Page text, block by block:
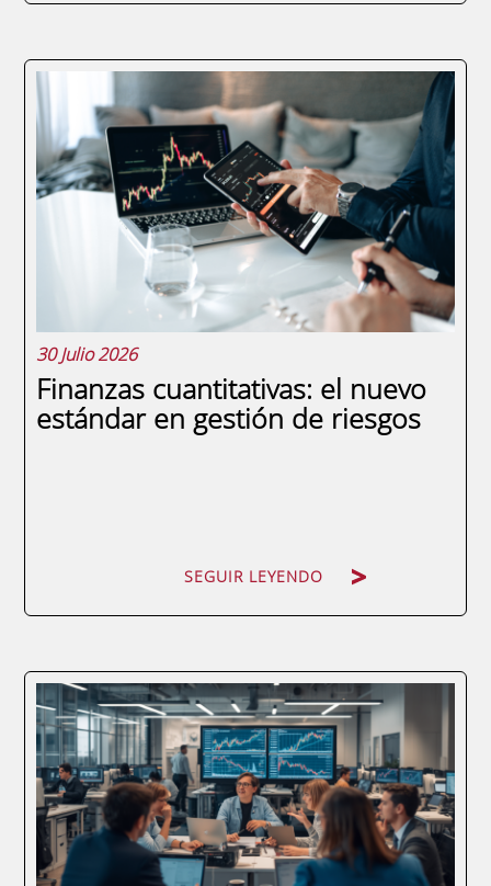
Los modelos de riesgo que funcionaban
hace diez años ya no son suficientes. El
volumen de datos que maneja hoy
cualquier organización, la velocidad con la
que emergen nuevas amenazas y la
complejidad regulatoria han superado la
capacidad de los...
30 Julio 2026
Finanzas cuantitativas: el nuevo
estándar en gestión de riesgos
SEGUIR LEYENDO
Modelizar el riesgo dejó de ser una opción
para convertirse en una exigencia
regulatoria y competitiva. Las entidades
financieras que operan hoy sin
herramientas cuantitativas están tomando
decisiones con los ojos vendados. Si
trabajas en finanzas o...